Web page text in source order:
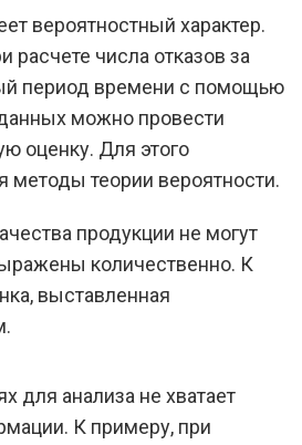
вероятностный характер.
расчете числа отказов за
период времени с помощью
можно провести
оценку. Для этого
методы теории вероятности.
продукции не могут
количественно. К
выставленная
для анализа не хватает
К примеру, при